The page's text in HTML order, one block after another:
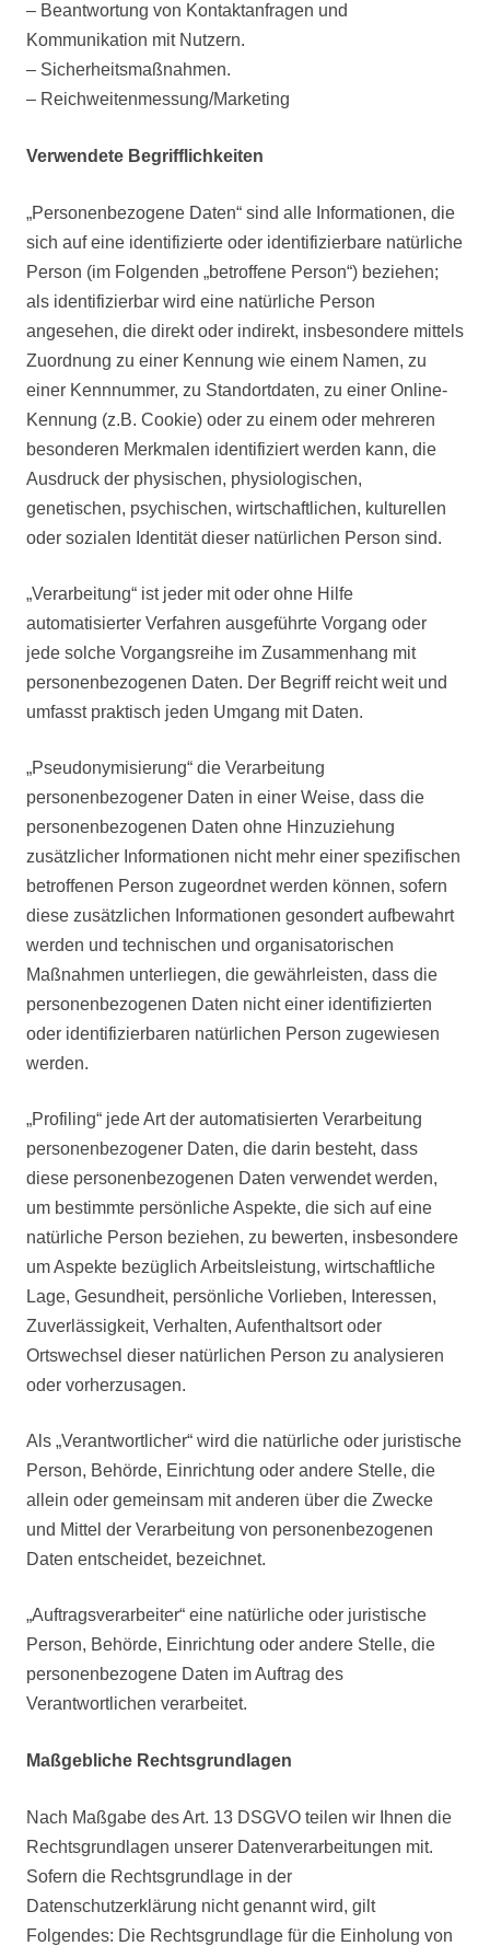
– Beantwortung von Kontaktanfragen und
Kommunikation mit Nutzern.
– Sicherheitsmaßnahmen.
– Reichweitenmessung/Marketing
Verwendete Begrifflichkeiten
„Personenbezogene Daten“ sind alle Informationen, die
sich auf eine identifizierte oder identifizierbare natürliche
Person (im Folgenden „betroffene Person“) beziehen;
als identifizierbar wird eine natürliche Person
angesehen, die direkt oder indirekt, insbesondere mittels
Zuordnung zu einer Kennung wie einem Namen, zu
einer Kennnummer, zu Standortdaten, zu einer Online-
Kennung (z.B. Cookie) oder zu einem oder mehreren
besonderen Merkmalen identifiziert werden kann, die
Ausdruck der physischen, physiologischen,
genetischen, psychischen, wirtschaftlichen, kulturellen
oder sozialen Identität dieser natürlichen Person sind.
„Verarbeitung“ ist jeder mit oder ohne Hilfe
automatisierter Verfahren ausgeführte Vorgang oder
jede solche Vorgangsreihe im Zusammenhang mit
personenbezogenen Daten. Der Begriff reicht weit und
umfasst praktisch jeden Umgang mit Daten.
„Pseudonymisierung“ die Verarbeitung
personenbezogener Daten in einer Weise, dass die
personenbezogenen Daten ohne Hinzuziehung
zusätzlicher Informationen nicht mehr einer spezifischen
betroffenen Person zugeordnet werden können, sofern
diese zusätzlichen Informationen gesondert aufbewahrt
werden und technischen und organisatorischen
Maßnahmen unterliegen, die gewährleisten, dass die
personenbezogenen Daten nicht einer identifizierten
oder identifizierbaren natürlichen Person zugewiesen
werden.
„Profiling“ jede Art der automatisierten Verarbeitung
personenbezogener Daten, die darin besteht, dass
diese personenbezogenen Daten verwendet werden,
um bestimmte persönliche Aspekte, die sich auf eine
natürliche Person beziehen, zu bewerten, insbesondere
um Aspekte bezüglich Arbeitsleistung, wirtschaftliche
Lage, Gesundheit, persönliche Vorlieben, Interessen,
Zuverlässigkeit, Verhalten, Aufenthaltsort oder
Ortswechsel dieser natürlichen Person zu analysieren
oder vorherzusagen.
Als „Verantwortlicher“ wird die natürliche oder juristische
Person, Behörde, Einrichtung oder andere Stelle, die
allein oder gemeinsam mit anderen über die Zwecke
und Mittel der Verarbeitung von personenbezogenen
Daten entscheidet, bezeichnet.
„Auftragsverarbeiter“ eine natürliche oder juristische
Person, Behörde, Einrichtung oder andere Stelle, die
personenbezogene Daten im Auftrag des
Verantwortlichen verarbeitet.
Maßgebliche Rechtsgrundlagen
Nach Maßgabe des Art. 13 DSGVO teilen wir Ihnen die
Rechtsgrundlagen unserer Datenverarbeitungen mit.
Sofern die Rechtsgrundlage in der
Datenschutzerklärung nicht genannt wird, gilt
Folgendes: Die Rechtsgrundlage für die Einholung von